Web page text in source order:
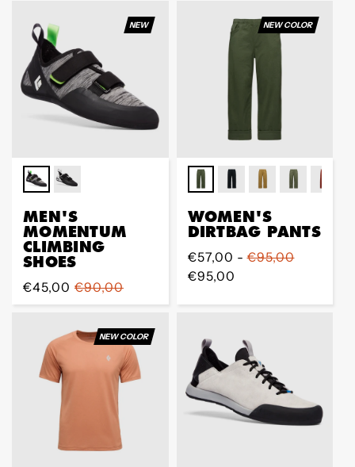
NEW
MEN'S
MOMENTUM
CLIMBING
SHOES
Sale
Preis
€45,00
Regular
Preis
€90,00
NEW COLOR
WOMEN'S
DIRTBAG PANTS
Regular
Preis
€57,00 -€95,00
€95,00
NEW COLOR